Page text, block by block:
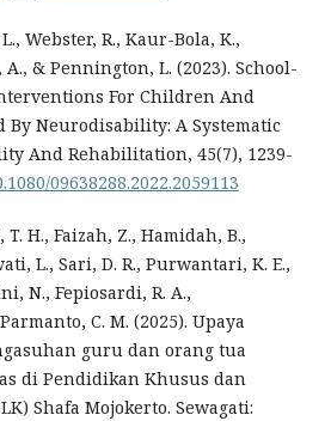
Webster, R., Kaur-Bola, K.,
& Pennington, L. (2023). School-
For Children And
By Neurodisability: A Systematic
And Rehabilitation, 45(7), 1239-
09638288.2022.2059113
H., Faizah, Z., Hamidah, B.,
L., Sari, D. R., Purwantari, K. E.,
N., Fepiosardi, R. A.,
C. M. (2025). Upaya
guru dan orang tua
di Pendidikan Khusus dan
Shafa Mojokerto. Sewagati: